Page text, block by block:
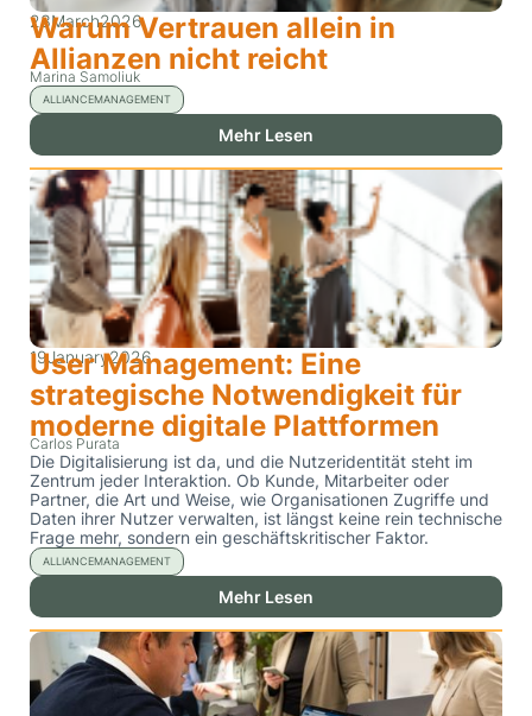
23March2026
Warum Vertrauen allein in
Allianzen nicht reicht
Marina Samoliuk
Mehr Lesen
ALLIANCEMANAGEMENT
19January2026
User Management: Eine
strategische Notwendigkeit für
moderne digitale Plattformen
Carlos Purata
Die Digitalisierung ist da, und die Nutzeridentität steht im
Zentrum jeder Interaktion. Ob Kunde, Mitarbeiter oder
Partner, die Art und Weise, wie Organisationen Zugriffe und
Daten ihrer Nutzer verwalten, ist längst keine rein technische
Frage mehr, sondern ein geschäftskritischer Faktor.
Mehr Lesen
ALLIANCEMANAGEMENT